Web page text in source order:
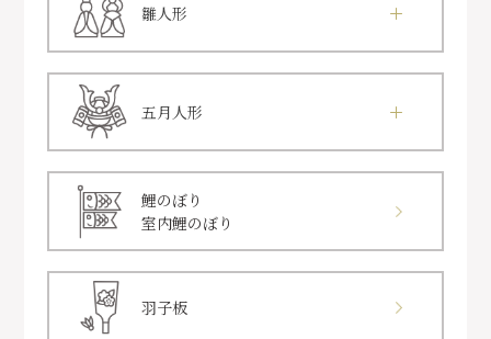
雛人形
五月人形
鯉のぼり
室内鯉のぼり
羽子板